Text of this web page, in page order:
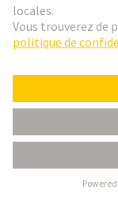
l'application.
En savoir plus